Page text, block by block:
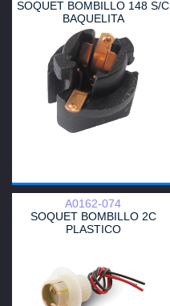
SOQUET BOMBILLO 148 S/C
BAQUELITA
A0162-074
SOQUET BOMBILLO 2C
PLASTICO